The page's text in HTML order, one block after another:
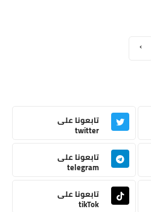
›
تابعونا على
twitter
تابعونا على
telegram
تابعونا على
tikTok